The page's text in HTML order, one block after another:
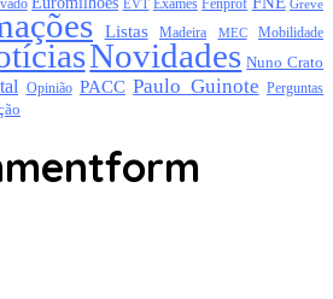
EVT Exames Fenprof Greve
Listas Madeira MEC Mobilidade
Novidades Nuno Crato
Opinião PACC Paulo Guinote Perguntas